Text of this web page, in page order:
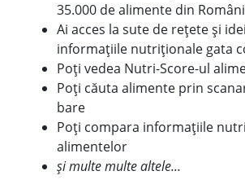
35.000 de alimente din
Ai acces la sute de rețete și
informațiile nutriționale gata
Poți vedea Nutri-Score-ul
Poți căuta alimente prin
bare
Poți compara informațiile
alimentelor
și multe multe altele...